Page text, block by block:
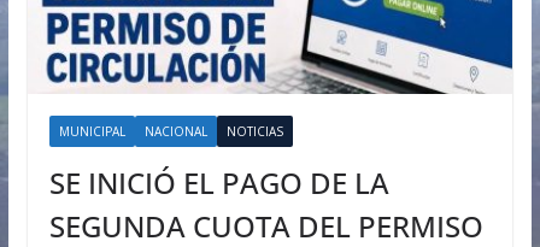
MUNICIPAL NACIONAL NOTICIAS
SE INICIÓ EL PAGO DE LA
SEGUNDA CUOTA DEL PERMISO